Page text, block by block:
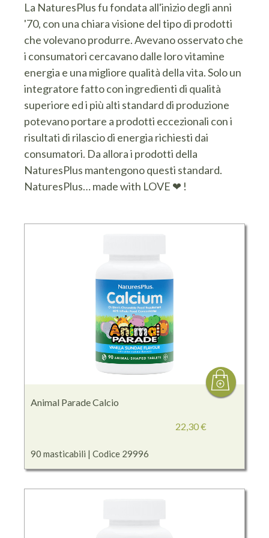
La NaturesPlus fu fondata all'inizio degli anni
'70, con una chiara visione del tipo di prodotti
che volevano produrre. Avevano osservato che
i consumatori cercavano dalle loro vitamine
energia e una migliore qualità della vita. Solo un
integratore fatto con ingredienti di qualità
superiore ed i più alti standard di produzione
potevano portare a prodotti eccezionali con i
risultati di rilascio di energia richiesti dai
consumatori. Da allora i prodotti della
NaturesPlus mantengono questi standard.
NaturesPlus… made with LOVE ❤ !
Animal Parade Calcio
90 masticabili | Codice 29996
22,30 €